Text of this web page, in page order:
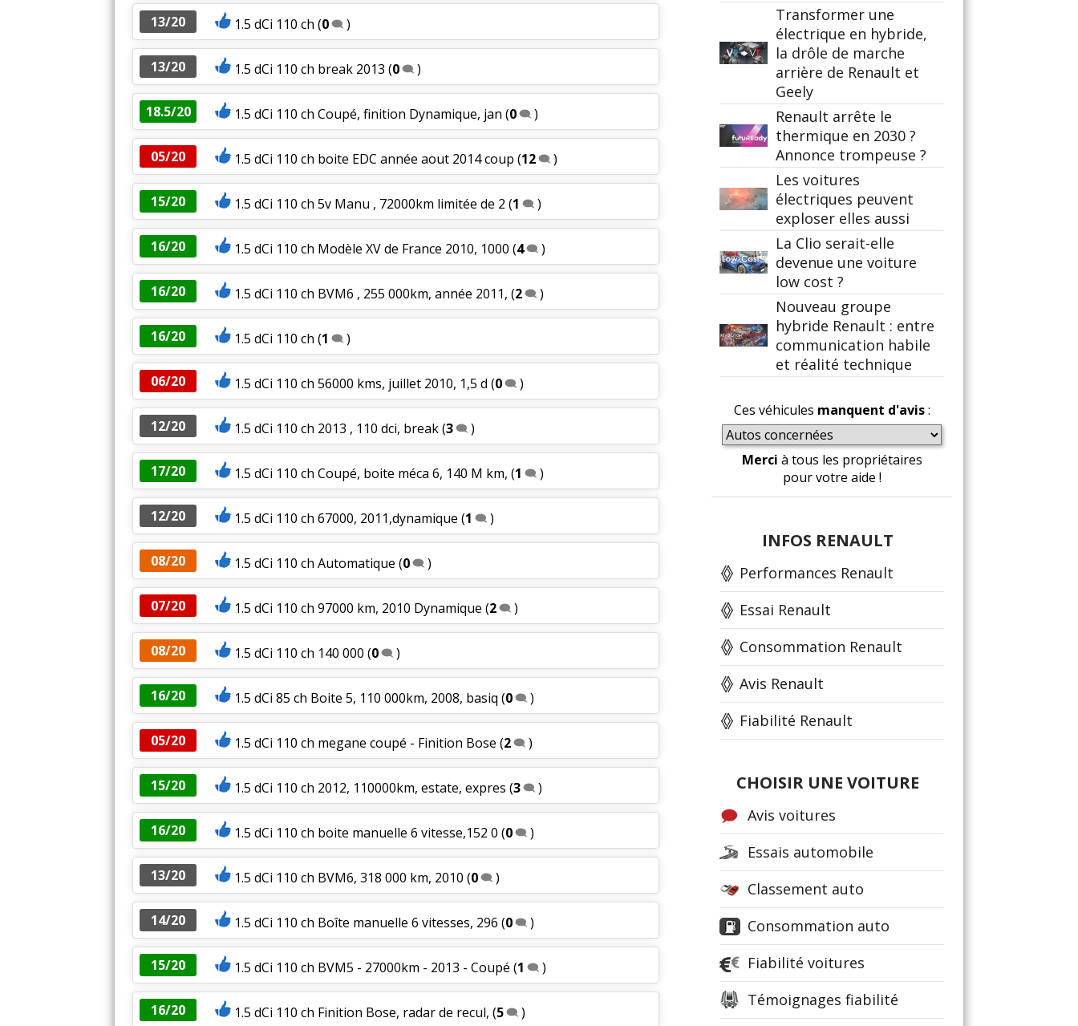
13/20 1.5 dCi 110 ch (0 )
13/20 1.5 dCi 110 ch break 2013 (0 )
18.5/20 1.5 dCi 110 ch Coupé, finition Dynamique, jan (0 )
05/20 1.5 dCi 110 ch boite EDC année aout 2014 coup (12 )
15/20 1.5 dCi 110 ch 5v Manu , 72000km limitée de 2 (1 )
16/20 1.5 dCi 110 ch Modèle XV de France 2010, 1000 (4 )
16/20 1.5 dCi 110 ch BVM6 , 255 000km, année 2011, (2 )
16/20 1.5 dCi 110 ch (1 )
06/20 1.5 dCi 110 ch 56000 kms, juillet 2010, 1,5 d (0 )
12/20 1.5 dCi 110 ch 2013 , 110 dci, break(3 )
17/20 1.5 dCi 110 ch Coupé, boite méca 6, 140 M km, (1 )
12/20 1.5 dCi 110 ch 67000, 2011,dynamique (1 )
08/20 1.5 dCi 110 ch Automatique (0 )
07/20 1.5 dCi 110 ch 97000 km, 2010 Dynamique (2 )
08/20 1.5 dCi 110 ch 140 000 (0 )
16/20 1.5 dCi 85 ch Boite 5, 110 000km, 2008, basiq (0 )
05/20 1.5 dCi 110 ch megane coupé - Finition Bose (2 )
15/20 1.5 dCi 110 ch 2012, 110000km, estate, expres (3 )
16/20 1.5 dCi 110 ch boite manuelle 6 vitesse,152 0 (0 )
13/20 1.5 dCi 110 ch BVM6, 318 000 km, 2010 (0 )
14/20 1.5 dCi 110 ch Boîte manuelle 6 vitesses, 296 (0 )
15/20 1.5 dCi 110 ch BVM5 - 27000km - 2013 - Coupé (1 )
16/20 1.5 dCi 110 ch Finition Bose, radar de recul, (5 )
Transformer une
électrique en hybride,
la drôle de marche
arrière de Renault et
Geely
Renault arrête le
thermique en 2030 ?
Annonce trompeuse ?
Les voitures
électriques peuvent
exploser elles aussi
La Clio serait-elle
devenue une voiture
low cost ?
Nouveau groupe
hybride Renault : entre
communication habile
et réalité technique
Ces véhicules manquent d'avis:
Merci à tous les propriétaires
pour votre aide !
INFOS RENAULT
Performances Renault
Essai Renault
Consommation Renault
Avis Renault
Fiabilité Renault
CHOISIR UNE VOITURE
Avis voitures
Essais automobile
Classement auto
Consommation auto
Fiabilité voitures
Témoignages fiabilité